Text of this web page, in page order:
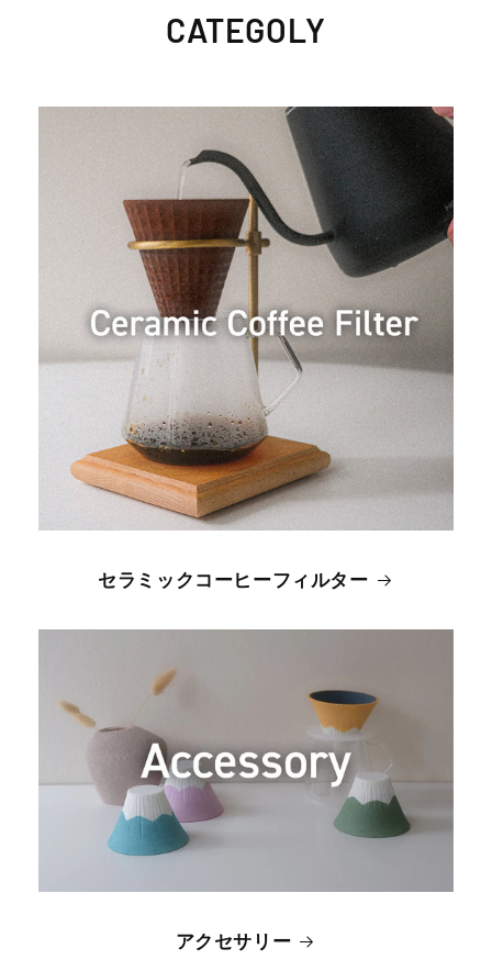
CATEGOLY
セラミックコーヒーフィルター
アクセサリー